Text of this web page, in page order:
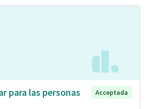
para las personas
Acceptada